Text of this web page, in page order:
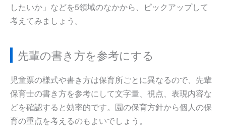
したいか」などを5領域のなかから、ピックアップして
考えてみましょう。
先輩の書き方を参考にする
児童票の様式や書き方は保育所ごとに異なるので、先輩
保育士の書き方を参考にして文字量、視点、表現内容な
どを確認すると効率的です。園の保育方針から個人の保
育の重点を考えるのもよいでしょう。